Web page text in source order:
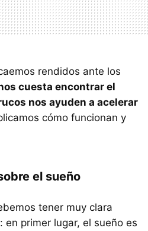
rendidos ante los
cuesta encontrar el
nos ayuden a acelerar
cómo funcionan y
el sueño
tener muy clara
en primer lugar, el sueño es